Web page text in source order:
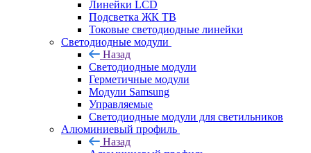
Линейки LCD
Подсветка ЖК ТВ
Токовые светодиодные линейки
Светодиодные модули
Назад
Светодиодные модули
Герметичные модули
Модули Samsung
Управляемые
Светодиодные модули для светильников
Алюминиевый профиль
Назад